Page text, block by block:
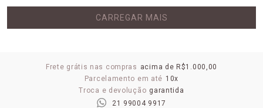
CARREGAR MAIS
Frete grátis nas compras acima de R$1.000,00
Parcelamento em até 10x
Troca e devolução garantida
21 99004 9917